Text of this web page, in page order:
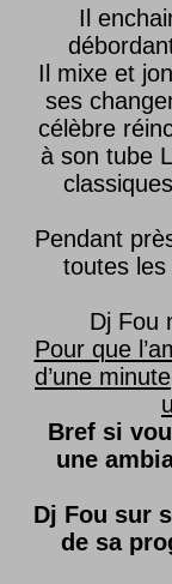
Il
Il mixe et
ses
célèbre
à son tube
Pendant
toutes
Dj Fou
Pour que
d’une
Bref si
une
Dj Fou sur
de sa